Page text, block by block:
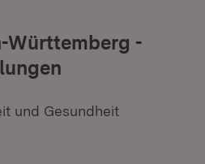
Württemberg -
und Gesundheit